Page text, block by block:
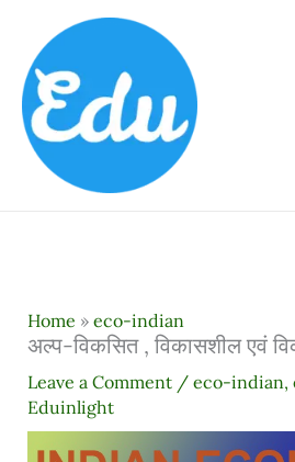
content
Home » eco-indian
अल्प-विकसित , विकासशील एवं
Leave a Comment / eco-indian,
Eduinlight